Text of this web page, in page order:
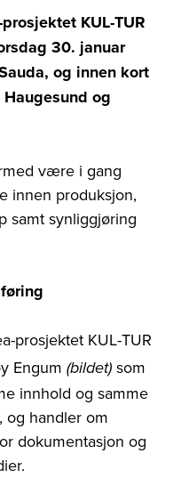
KUL-TUR
30. januar
og innen kort
og
være i gang
innen produksjon,
samt synliggjøring
prosjektet KUL-TUR
Engum (bildet) som
innhold og samme
og handler om
dokumentasjon og